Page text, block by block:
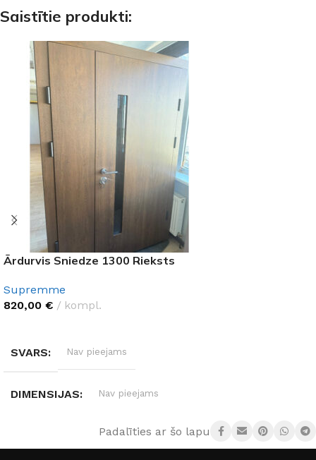
Saistītie produkti:
Ārdurvis Sniedze 1300 Rieksts
Supremme
820,00 € kompl.
SVARS Nav pieejams
DIMENSIJAS Nav pieejams
DURVJU MATERIĀLS Metāls
Padalīties ar šo lapu: